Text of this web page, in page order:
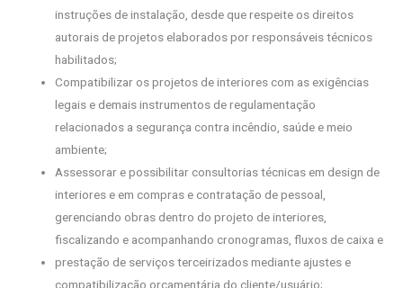
instruções de instalação, desde que respeite os direitos
autorais de projetos elaborados por responsáveis técnicos
habilitados;
Compatibilizar os projetos de interiores com as exigências
legais e demais instrumentos de regulamentação
relacionados a segurança contra incêndio, saúde e meio
ambiente;
Assessorar e possibilitar consultorias técnicas em design de
interiores e em compras e contratação de pessoal,
gerenciando obras dentro do projeto de interiores,
fiscalizando e acompanhando cronogramas, fluxos de caixa e
prestação de serviços terceirizados mediante ajustes e
compatibilização orçamentária do cliente/usuário;